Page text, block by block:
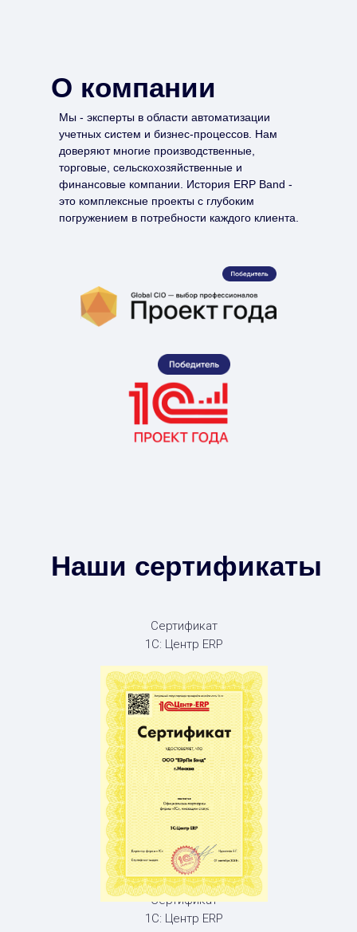
Мы - эксперты в области автоматизации
учетных систем и бизнес-процессов. Нам
доверяют многие производственные,
торговые, сельскохозяйственные и
финансовые компании. История ERP Band -
это комплексные проекты с глубоким
погружением в потребности каждого клиента.
О компании
Наши сертификаты
Сертификат
1С: Центр ERP
Сертификат
1С: Центр ERP